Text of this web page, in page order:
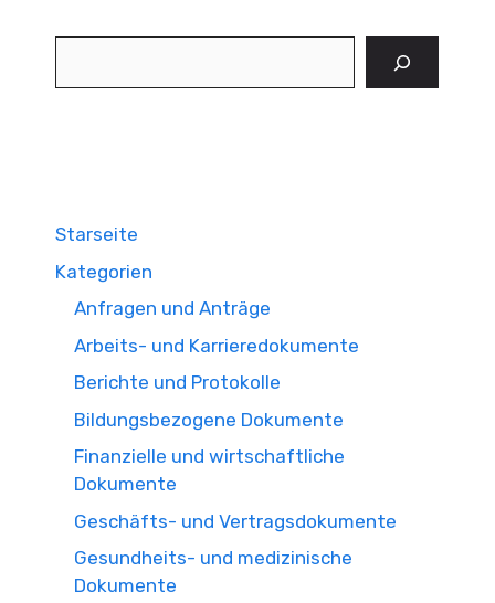
Starseite
Kategorien
Anfragen und Anträge
Arbeits- und Karrieredokumente
Berichte und Protokolle
Bildungsbezogene Dokumente
Finanzielle und wirtschaftliche
Dokumente
Geschäfts- und Vertragsdokumente
Gesundheits- und medizinische
Dokumente